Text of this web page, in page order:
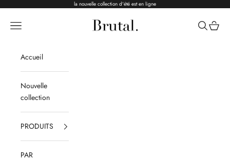
la nouvelle collection d'été est en ligne
Brutal Ceramics
Menu Recherche
Panier
Accueil
Nouvelle
collection
PRODUITS
PAR